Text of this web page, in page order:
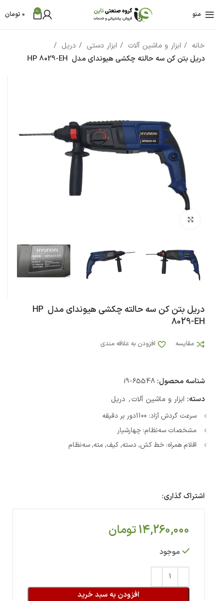
منو 0
0 تومان
خانه ابزار و ماشین آلات ابزار دستی
دریل
دریل بتن کن سه حالته چکشی هیوندای مدل HP 8029-EH
دریل بتن کن سه حالته چکشی هیوندای مدل HP
8029-EH
مقایسه افزودن به علاقه مندی
شناسه محصول: i9-65548
دسته: ابزار و ماشین آلات, دریل
سرعت گردش آزاد: 1100دور بر دقیقه
مشخصات سه‌نظام: چهارشیار
اقلام همراه: خط کش, دسته, کیف, مته, سه‌نظام
اشتراک گذاری:
14,260,000تومان
موجود
افزودن به سبد خرید